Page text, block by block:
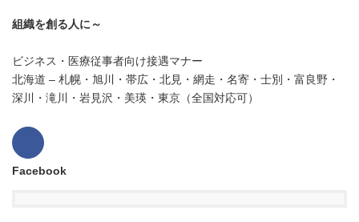
組織を創る人に～
ビジネス・医療従事者向け接遇マナー
北海道 – 札幌・旭川・帯広・北見・網走・名寄・士別・富良野・
深川・滝川・岩見沢・美瑛・東京（全国対応可）
Facebook